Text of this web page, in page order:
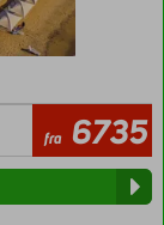
fra 6735